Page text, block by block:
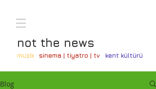
not the news
müzik sinema | tiyatro | tv kent kültürü
Blog